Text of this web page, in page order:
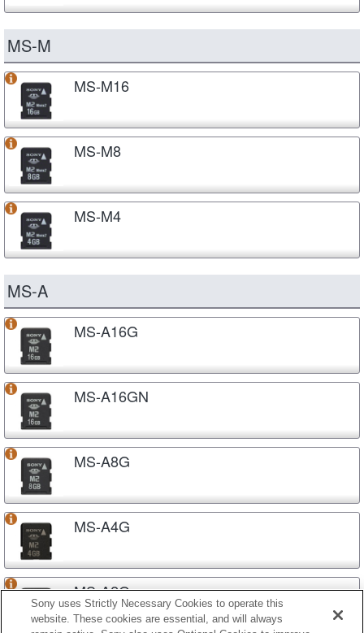
MS-M
MS-M16
MS-M8
MS-M4
MS-A
MS-A16G
MS-A16GN
MS-A8G
MS-A4G
MS-A2G
Sony uses Strictly Necessary Cookies to operate this
website. These cookies are essential, and will always